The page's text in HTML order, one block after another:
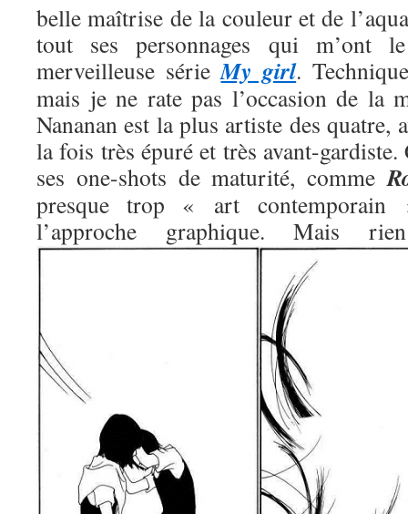
belle maîtrise de la couleur et de
tout ses personnages qui m’ont
merveilleuse sérieMy girl.
mais je ne rate pas l’occasion de la
Nananan est la plus artiste des quatre,
la fois très épuré et très avant-
ses one-shots de maturité, comme
presque trop « art contemporain
l’approche graphique. Mais